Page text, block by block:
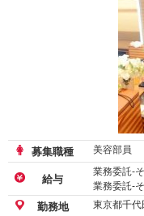
募集職種 美容部員
給与
業務委託-
業務委託-
勤務地 東京都千代